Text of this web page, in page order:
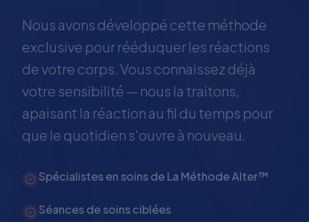
Nous avons développé cette méthode
exclusive pour rééduquer les réactions
de votre corps. Vous connaissez déjà
votre sensibilité — nous la traitons,
apaisant la réaction au fil du temps pour
que le quotidien s'ouvre à nouveau.
Spécialistes en soins de La Méthode Alter™
Séances de soins ciblées